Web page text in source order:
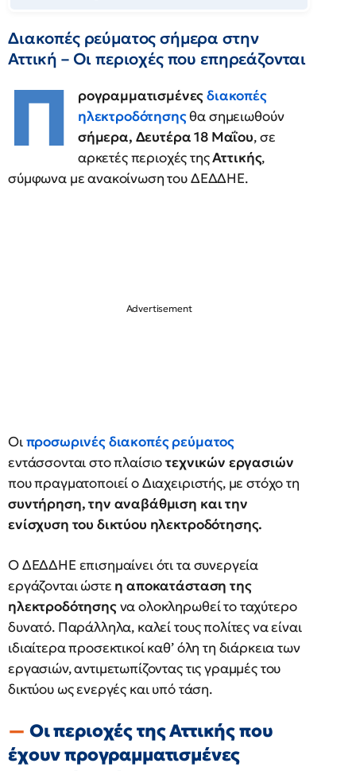
Διακοπές ρεύματος σήμερα στην
Αττική – Οι περιοχές που επηρεάζονται
Π ρογραμματισμένεςδιακοπές
ηλεκτροδότησηςθα σημειωθούν
σήμερα, Δευτέρα 18 Μαΐου, σε
αρκετές περιοχές τηςΑττικής,
σύμφωνα με ανακοίνωση του ΔΕΔΔΗΕ.
Οιπροσωρινές διακοπές ρεύματος
εντάσσονται στο πλαίσιοτεχνικών εργασιών
που πραγματοποιεί ο Διαχειριστής, με στόχο τη
συντήρηση, την αναβάθμιση και την
ενίσχυση του δικτύου ηλεκτροδότησης.
Ο ΔΕΔΔΗΕ επισημαίνει ότι τα συνεργεία
εργάζονται ώστε η αποκατάσταση της
ηλεκτροδότησηςνα ολοκληρωθεί το ταχύτερο
δυνατό. Παράλληλα, καλεί τους πολίτες να είναι
ιδιαίτερα προσεκτικοί καθ’ όλη τη διάρκεια των
εργασιών, αντιμετωπίζοντας τις γραμμές του
δικτύου ως ενεργές και υπό τάση.
Οι περιοχές της Αττικής που
έχουν προγραμματισμένες